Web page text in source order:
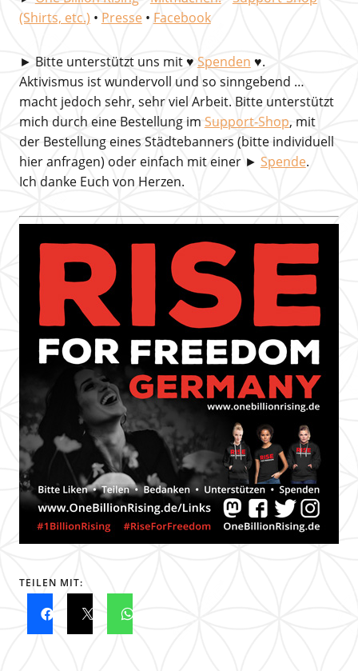
(Shirts, etc.) • Presse • Facebook
► Bitte unterstützt uns mit♥ Spenden ♥.
Aktivismus ist wundervoll und so sinngebend …
macht jedoch sehr, sehr viel Arbeit. Bitte unterstützt
mich durch eine Bestellung im Support-Shop, mit
der Bestellung eines Städtebanners (bitte individuell
hier anfragen) oder einfach mit einer ► Spende.
Ich danke Euch von Herzen.
TEILEN MIT: